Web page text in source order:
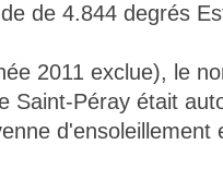
de 4.844 degrés
2011 exclue), le
Saint-Péray était
d'ensoleillement